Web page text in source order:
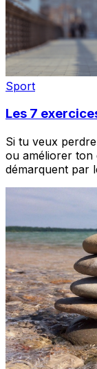
Sport
Les 7
Si tu veux
ou améliorer ton
démarquent par